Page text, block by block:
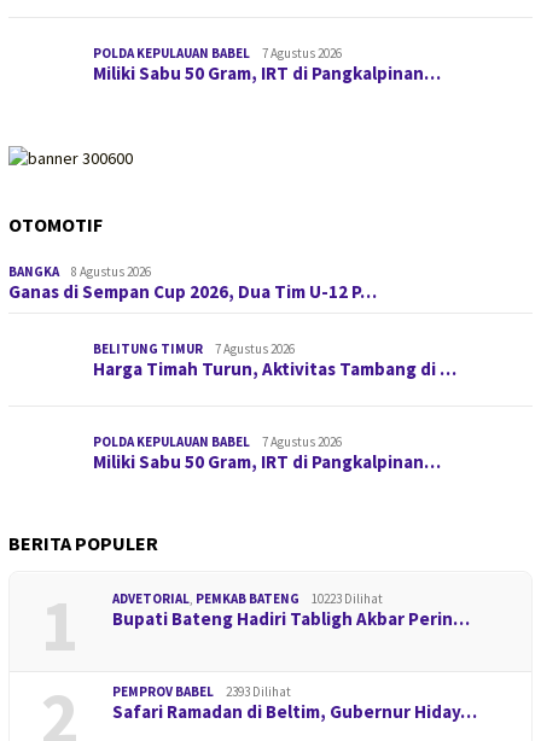
POLDA KEPULAUAN BABEL 7 Agustus 2026
Miliki Sabu 50 Gram, IRT di Pangkalpinan…
OTOMOTIF
BANGKA 8 Agustus 2026
Ganas di Sempan Cup 2026, Dua Tim U-12 P…
BELITUNG TIMUR 7 Agustus 2026
Harga Timah Turun, Aktivitas Tambang di …
POLDA KEPULAUAN BABEL 7 Agustus 2026
Miliki Sabu 50 Gram, IRT di Pangkalpinan…
BERITA POPULER
1 ADVETORIAL, PEMKAB BATENG 10223 Dilihat
Bupati Bateng Hadiri Tabligh Akbar Perin…
2 PEMPROV BABEL 2393 Dilihat
Safari Ramadan di Beltim, Gubernur Hiday…